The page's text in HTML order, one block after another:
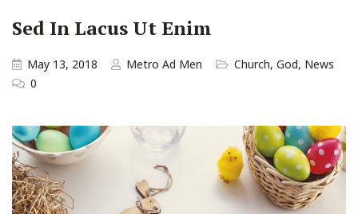
Sed In Lacus Ut Enim
May 13, 2018 Metro Ad Men Church, God, News
0